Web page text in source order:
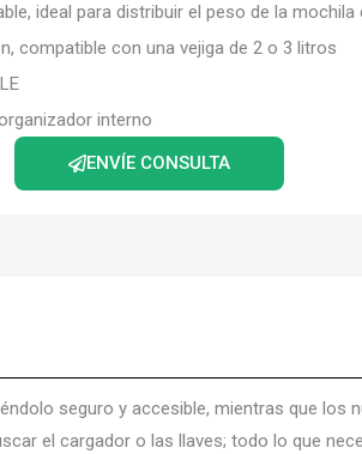
ideal para distribuir el peso de la mochila
compatible con una vejiga de 2 o 3 litros
interno
ENVÍE CONSULTA
seguro y accesible, mientras que los
el cargador o las llaves; todo lo que